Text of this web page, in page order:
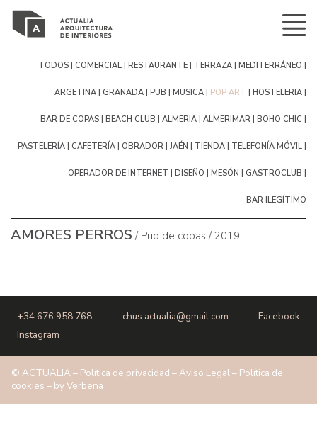
Todos Comercial Restaurante terraza mediterráneo
argetina Granada pub musica pop art hosteleria
bar de copas Beach Club Almeria Almerimar boho chic
pastelería cafetería obrador Jaén tienda telefonía móvil
operador de internet diseño mesón gastroclub
bar ilegítimo
Amores Perros / Pub de copas / 2019
+34 676 958 768 chus.actualia@gmail.com
Facebook
Instagram
© ACTUALIA – Política de privacidad –Aviso Legal– Política de
cookies – byVerbena